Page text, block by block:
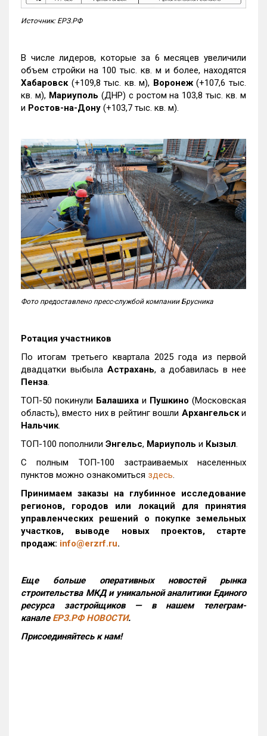
Источник: ЕРЗ.РФ
В числе лидеров, которые за 6 месяцев увеличили
объем стройки на 100 тыс. кв. м и более, находятся
Хабаровск (+109,8 тыс. кв. м), Воронеж(+107,6 тыс.
кв. м), Мариуполь (ДНР) с ростом на 103,8 тыс. кв. м
и Ростов-на-Дону (+103,7 тыс. кв. м).
Фото предоставлено пресс-службой компании Брусника
Ротация участников
По итогам третьего квартала 2025 года из первой
двадцатки выбыла Астрахань, а добавилась в нее
Пенза.
ТОП-50 покинули Балашиха и Пушкино (Московская
область), вместо них в рейтинг вошли Архангельски
Нальчик.
ТОП-100 пополнили Энгельс, Мариуполь и Кызыл.
С полным ТОП-100 застраиваемых населенных
пунктов можно ознакомиться здесь.
Принимаем заказы на глубинное исследование
регионов, городов или локаций для принятия
управленческих решений о покупке земельных
участков, выводе новых проектов, старте
продаж: info@erzrf.ru.
Еще больше оперативных новостей рынка
строительства МКД и уникальной аналитики Единого
ресурса застройщиков — в нашем телеграм-
канале ЕРЗ.РФ НОВОСТИ.
Присоединяйтесь к нам!